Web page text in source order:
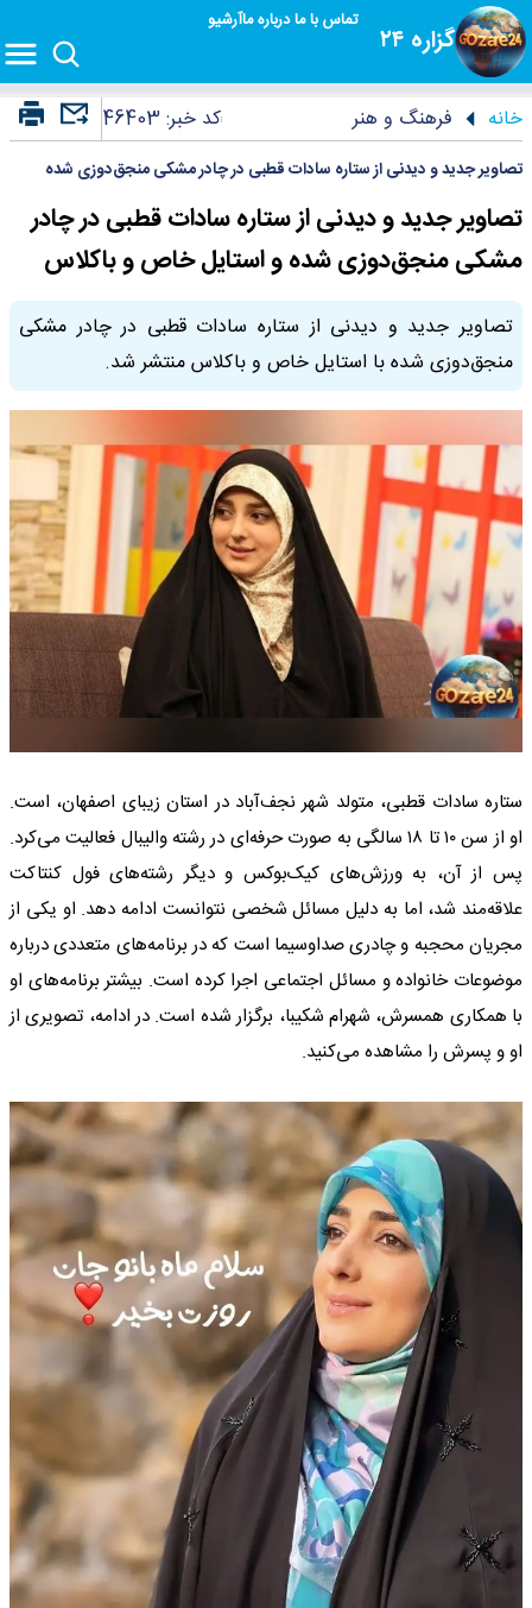
گزاره ۲۴
تماس با مادرباره ماآرشیو
خانه فرهنگ و هنر کد خبر: 46403
تصاویر جدید و دیدنی از ستاره سادات قطبی در چادر مشکی منجق‌دوزی شده
تصاویر جدید و دیدنی از ستاره سادات قطبی در چادر
مشکی منجق‌دوزی شده و استایل خاص و باکلاس
تصاویر جدید و دیدنی از ستاره سادات قطبی در چادر مشکی
منجق‌دوزی شده با استایل خاص و باکلاس منتشر شد.
ستاره سادات قطبی، متولد شهر نجف‌آباد در استان زیبای اصفهان، است.
او از سن ۱۰ تا ۱۸ سالگی به صورت حرفه‌ای در رشته والیبال فعالیت می‌کرد.
پس از آن، به ورزش‌های کیک‌بوکس و دیگر رشته‌های فول کنتاکت
علاقه‌مند شد، اما به دلیل مسائل شخصی نتوانست ادامه دهد. او یکی از
مجریان محجبه و چادری صداوسیما است که در برنامه‌های متعددی درباره
موضوعات خانواده و مسائل اجتماعی اجرا کرده است. بیشتر برنامه‌های او
با همکاری همسرش، شهرام شکیبا، برگزار شده است. در ادامه، تصویری از
او و پسرش را مشاهده می‌کنید.